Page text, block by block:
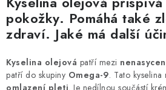
SLEVY, AKCE
ŽENY
pokožky. Pomáhá také
zdraví. Jaké má další
Kyselina olejová patří mezi
patří do skupiny Omega-9. Tato
omlazení pleti. Je nedílnou součástí